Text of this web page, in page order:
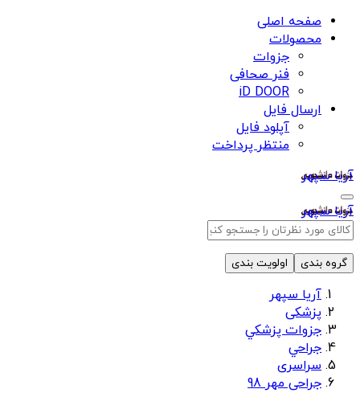
صفحه اصلی
محصولات
جزوات
فنر صحافی
iD DOOR
ارسال فایل
آپلود فایل
منتظر پرداخت
آریا سپهر
آریا سپهر
گروه بندی اولویت بندی
آریا سپهر
پزشکی
جزوات پزشكي
جراحي
سراسری
جراحی مهر 98